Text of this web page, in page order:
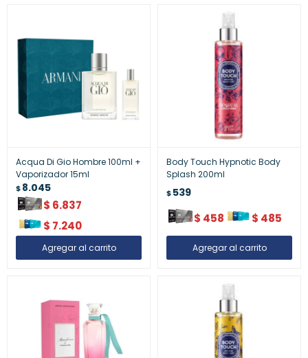
Acqua Di Gio Hombre 100ml +
Vaporizador 15ml
$8.045
$ 6.837
$ 7.240
Body Touch Hypnotic Body
Splash 200ml
$539
$ 458 $ 485